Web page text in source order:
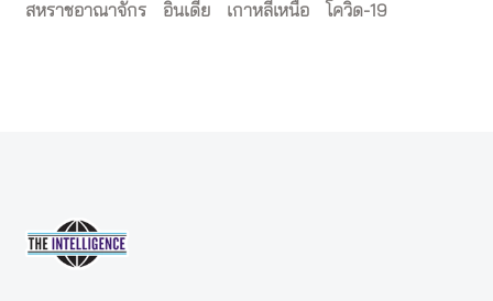
สหราชอาณาจักร
อินเดีย เกาหลีเหนือ โควิด-19